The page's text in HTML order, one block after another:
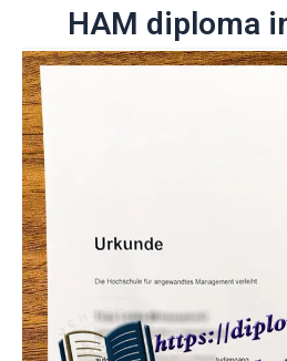
HAM diploma